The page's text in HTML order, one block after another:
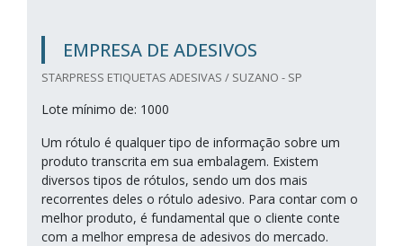
EMPRESA DE ADESIVOS
STARPRESS ETIQUETAS ADESIVAS / SUZANO - SP
Lote mínimo de: 1000
Um rótulo é qualquer tipo de informação sobre um
produto transcrita em sua embalagem. Existem
diversos tipos de rótulos, sendo um dos mais
recorrentes deles o rótulo adesivo. Para contar com o
melhor produto, é fundamental que o cliente conte
com a melhor empresa de adesivos do mercado.